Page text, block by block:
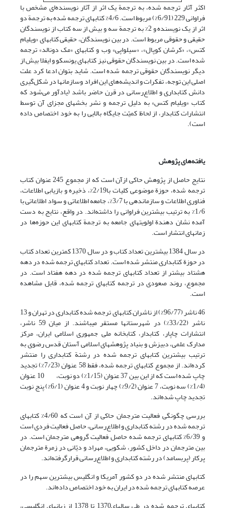
اکثر آثار ترجمه شده، به ترجمة یک اثر از آثار نویسنده‌ای مشخص با
فراوانی 229 (6/91%) مربوط است. 4/6% کتابهای ترجمه شده به ترجمة دو
اثر از یک نویسنده و 2% به ترجمة سه و بیش از سه کتاب از نویسندگان
حقیقی و حقوقی مربوط است. در بین نویسندگان، حقیقی کتابهای «ویلیام
کتس»، «کرشان کوپال»، «سیلواپی» وب‌ و کتابهای «مک دونالد» ترجمه
شده است. در بین نویسندگان حقوقی نیز کتابهای یونسکو و ایفلا بیش از
دیگر نویسندگان حقوقی ترجمه شده است. شاید بتوان ادعا کرد علت
اصلی این توجه، تفکرات و اندیشه‌های این افراد وسازمانها در شکل‌گیری
دانش کتابداری و اطلاع‌رسانی در قرن حاضر باشد (یادآور می‌شود که
کتاب «ویلیام کتس» به دلیل ترجمه و نشر بخشهای مجزای آن توسط
انتشارات کتابدار، از لحاظ کمیّت جایگاه بالایی را به خود اختصاص داده
است).
یافته‌های پژوهش
نتایج حاصل از پژوهش حاکی ازآن است که از مجموع 245 عنوان کتاب
ترجمه شده، حوزة موضوعی کلیات با2/19%، ذخیره و بازیابی اطلاعات،
فناوری اطلاعات و سازماندهی با 3/7%، جامعه اطلاعاتی و سواد اطلاعاتی با
1/6% به ترتیب بیشترین فراوانی را داشته‌اند. در واقع، نتایج به دست
آمده نشان دهندة اولویتهای جامعه به ترجمة کتابهای این حوزه‌ها در
زمانهای انتشار است.
در سال 1384 بیشترین تعداد کتاب و در سال 1370 کمترین تعداد کتاب
در حوزة کتابداری منتشر شده است. تعداد کتابهای ترجمه شده در دهه
هشتاد بیشتر از تعداد کتابهای ترجمه شده در دهه هفتاد است. در
مجموع، روند صعودی در ترجمه کتابهای ترجمه شده، قابل مشاهده
است.
46 ناشر (96/77%) از ناشران کتابهای ترجمه شده کتابداری در تهران و 13
ناشر (33/22%) در شهرستانها مستقر می­باشند. از میان 59 ناشر،
انتشارات چاپار، کتابدار، کتابخانه ملی جمهوری اسلامی ایران، مرکز
مدارک علمی، دبیزش و بنیاد پژوهشهای اسلامی آستان قدس رضوی به
ترتیب بیشترین کتابهای ترجمه شده در رشتة کتابداری را منتشر
کرده‌اند. از مجموع کتابهای ترجمه شده، فقط 58 عنوان (7/23%) تجدید
چاپ شده است که از این بین 37 عنوان (1/15%) دو نوبت، 10 عنوان
(1/4%) سه نوبت، 7 عنوان (9/2%) چهار نوبت و 4 عنوان (6/1%) پنج نوبت
تجدید چاپ شده‌اند.
بررسی چگونگی فعالیت مترجمان حاکی از آن است که 4/60% کتابهای
ترجمه شده در رشته کتابداری و اطلاع‌رسانی، حاصل فعالیت فردی است
و 6/39% کتابهای ترجمه شده حاصل فعالیت گروهی مترجمان است. در
بین مترجمان در داخل کشور، شکویی، مهراد و دیّانی در زمرة مترجمان
پرکار (پربسامد) در رشته کتابداری و اطلاع‌رسانی قرارگرفته‌اند.
کتابهای منتشر شده در دو کشور آمریکا و انگلیس بیشترین سهم را در
عرصه کتابهای ترجمه شده در ایران به خود اختصاص داده‌اند.